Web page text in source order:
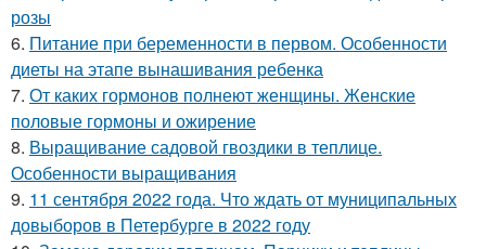
розы
6. Питание при беременности в первом. Особенности
диеты на этапе вынашивания ребенка
7. От каких гормонов полнеют женщины. Женские
половые гормоны и ожирение
8. Выращивание садовой гвоздики в теплице.
Особенности выращивания
9. 11 сентября 2022 года. Что ждать от муниципальных
довыборов в Петербурге в 2022 году